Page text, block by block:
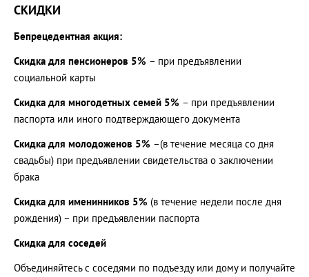
СКИДКИ
Бепрецедентная акция:
Скидка для пенсионеров 5% – при предъявлении
социальной карты
Скидка для многодетных семей 5% – при предъявлении
паспорта или иного подтверждающего документа
Скидка для молодоженов 5% –(в течение месяца со дня
свадьбы) при предъявлении свидетельства о заключении
брака
Скидка для именинников 5% (в течение недели после дня
рождения) – при предъявлении паспорта
Скидка для соседей
Объединяйтесь с соседями по подъезду или дому и получайте